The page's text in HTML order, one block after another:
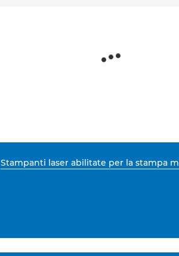
Stampanti laser abilitate per la stampa